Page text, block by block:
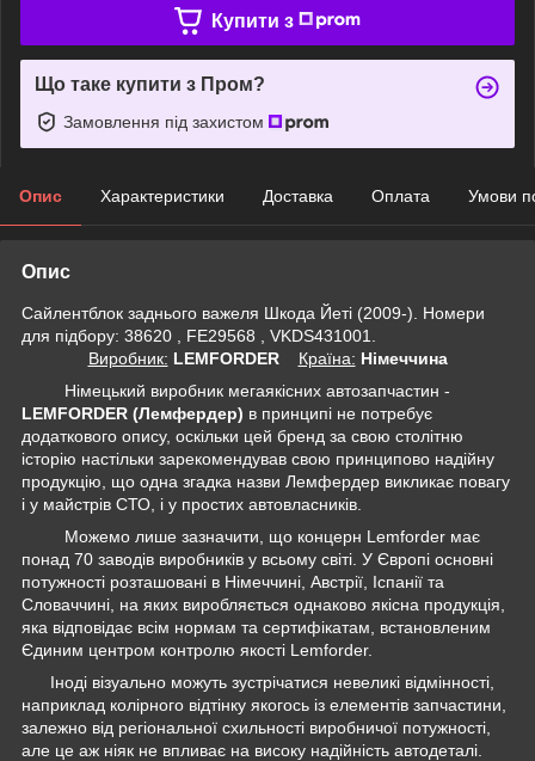
Купити з
Що таке купити з Пром?
Замовлення під захистом
Опис Характеристики Доставка Оплата Умови
Опис
Сайлентблок заднього важеля Шкода Йеті (2009-). Номери
для підбору: 38620 , FE29568 , VKDS431001.
Виробник: LEMFORDER Крaїна: Німеччина
Німецький виробник мегаякісних автозапчастин -
LEMFORDER (Лемфердер) в принципі не потребує
додаткового опису, оскільки цей бренд за свою столітню
історію настільки зарекомендував свою принципово надійну
продукцію, що одна згадка назви Лемфердер викликає повагу
і у майстрів СТО, і у простих автовласників.
Можемо лише зазначити, що концерн Lemforder має
понад 70 заводів виробників у всьому світі. У Європі основні
потужності розташовані в Німеччині, Австрії, Іспанії та
Словаччині, на яких виробляється однаково якісна продукція,
яка відповідає всім нормам та сертифікатам, встановленим
Єдиним центром контролю якості Lemforder.
Іноді візуально можуть зустрічатися невеликі відмінності,
наприклад колірного відтінку якогось із елементів запчастини,
залежно від регіональної схильності виробничої потужності,
але це аж ніяк не впливає на високу надійність автодеталі.